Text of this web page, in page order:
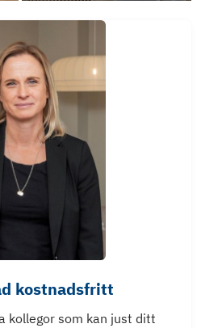
kostnadsfritt
kollegor som kan just ditt